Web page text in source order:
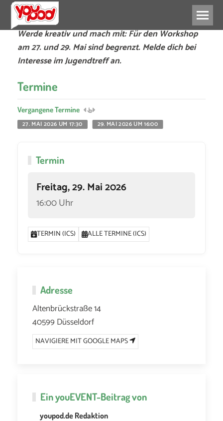
Werde kreativ und mach mit: Für den Workshop
am 27. und 29. Mai sind begrenzt. Melde dich bei
Interesse im Jugendtreff an.
Termine
Vergangene Termine
27. MAI 2026 UM 17:30
29. MAI 2026 UM 16:00
Termin
Freitag, 29. Mai 2026
16:00 Uhr
TERMIN (ICS) ALLE TERMINE (ICS)
Adresse
Altenbrückstraße 14
40599 Düsseldorf
NAVIGIERE MIT GOOGLE MAPS
EinyouEVENT-Beitrag von
youpod.de Redaktion